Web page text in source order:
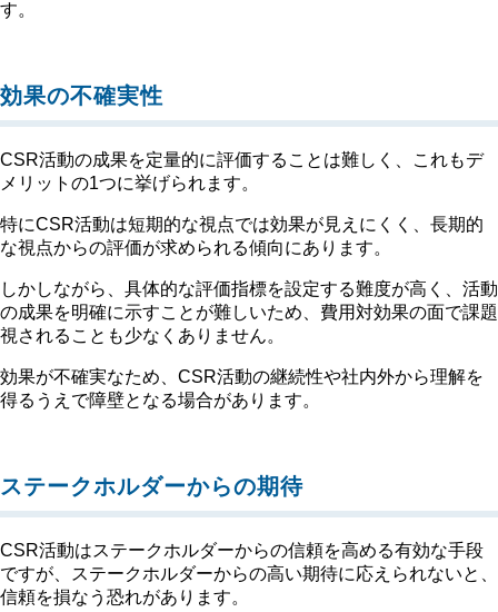
す。
効果の不確実性
CSR活動の成果を定量的に評価することは難しく、これもデ
メリットの1つに挙げられます。
特にCSR活動は短期的な視点では効果が見えにくく、長期的
な視点からの評価が求められる傾向にあります。
しかしながら、具体的な評価指標を設定する難度が高く、活動
の成果を明確に示すことが難しいため、費用対効果の面で課題
視されることも少なくありません。
効果が不確実なため、CSR活動の継続性や社内外から理解を
得るうえで障壁となる場合があります。
ステークホルダーからの期待
CSR活動はステークホルダーからの信頼を高める有効な手段
ですが、ステークホルダーからの高い期待に応えられないと、
信頼を損なう恐れがあります。